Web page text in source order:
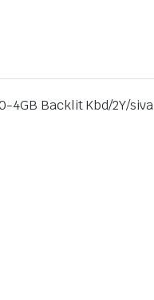
4GB Backlit Kbd/2Y/siva